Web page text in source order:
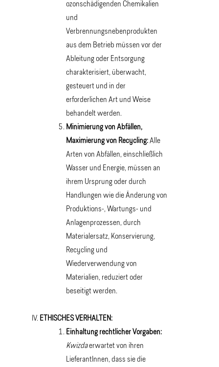
ozonschädigenden Chemikalien
und
Verbrennungsnebenprodukten
aus dem Betrieb müssen vor der
Ableitung oder Entsorgung
charakterisiert, überwacht,
gesteuert und in der
erforderlichen Art und Weise
behandelt werden.
Minimierung von Abfällen,
Maximierung von Recycling:Alle
Arten von Abfällen, einschließlich
Wasser und Energie, müssen an
ihrem Ursprung oder durch
Handlungen wie die Änderung von
Produktions-, Wartungs- und
Anlagenprozessen, durch
Materialersatz, Konservierung,
Recycling und
Wiederverwendung von
Materialien, reduziert oder
beseitigt werden.
ETHISCHES VERHALTEN:
Einhaltung rechtlicher Vorgaben:
Kwizdaerwartet von ihren
LieferantInnen, dass sie die